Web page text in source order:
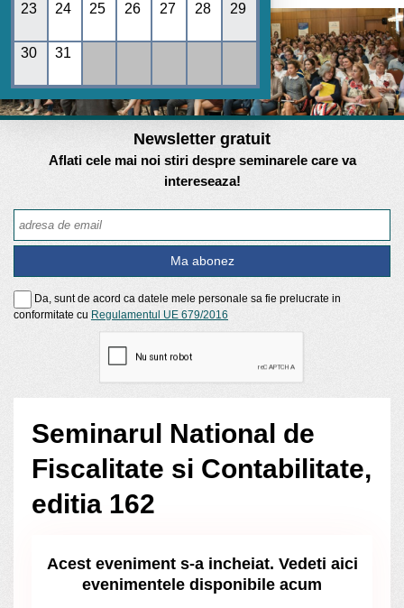
Newsletter gratuit
Aflati cele mai noi stiri despre seminarele care va
intereseaza!
Da, sunt de acord ca datele mele personale sa fie prelucrate in
conformitate cu Regulamentul UE 679/2016
Seminarul National de
Fiscalitate si Contabilitate,
editia 162
Acest eveniment s-a incheiat. Vedeti aici
evenimentele disponibile acum
23 24 25 26 27 28 29
30 31